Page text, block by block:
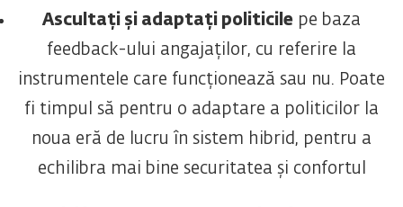
Ascultați și adaptați politicile pe baza
feedback-ului angajaților, cu referire la
instrumentele care funcționează sau nu. Poate
fi timpul să pentru o adaptare a politicilor la
noua eră de lucru în sistem hibrid, pentru a
echilibra mai bine securitatea și confortul